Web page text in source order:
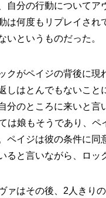
自分の行動について
は何度もリプレイさ
いというものだった。
クがペイジの背後に
しはとんでもないこ
分のところに来いと言
は娘もそうであり、
ペイジは彼の条件に
ると言いながら、ロッ
ァはその後、2人きり